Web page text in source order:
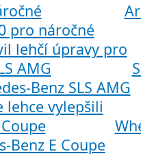
pro náročné
Benz SLS AMG
Benz E Coupe